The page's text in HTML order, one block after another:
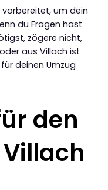
um dein
du Fragen hast
zögere nicht,
aus Villach ist
deinen Umzug
den